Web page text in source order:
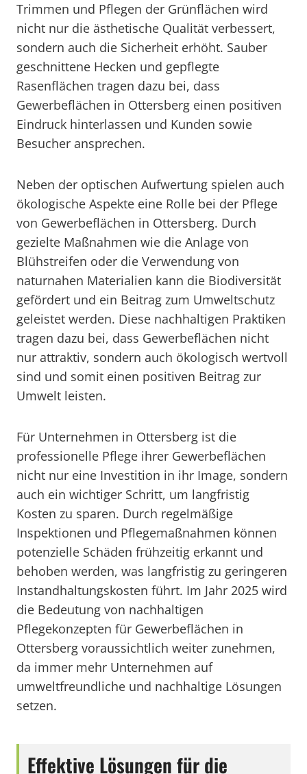
Trimmen und Pflegen der Grünflächen wird
nicht nur die ästhetische Qualität verbessert,
sondern auch die Sicherheit erhöht. Sauber
geschnittene Hecken und gepflegte
Rasenflächen tragen dazu bei, dass
Gewerbeflächen in Ottersberg einen positiven
Eindruck hinterlassen und Kunden sowie
Besucher ansprechen.
Neben der optischen Aufwertung spielen auch
ökologische Aspekte eine Rolle bei der Pflege
von Gewerbeflächen in Ottersberg. Durch
gezielte Maßnahmen wie die Anlage von
Blühstreifen oder die Verwendung von
naturnahen Materialien kann die Biodiversität
gefördert und ein Beitrag zum Umweltschutz
geleistet werden. Diese nachhaltigen Praktiken
tragen dazu bei, dass Gewerbeflächen nicht
nur attraktiv, sondern auch ökologisch wertvoll
sind und somit einen positiven Beitrag zur
Umwelt leisten.
Für Unternehmen in Ottersberg ist die
professionelle Pflege ihrer Gewerbeflächen
nicht nur eine Investition in ihr Image, sondern
auch ein wichtiger Schritt, um langfristig
Kosten zu sparen. Durch regelmäßige
Inspektionen und Pflegemaßnahmen können
potenzielle Schäden frühzeitig erkannt und
behoben werden, was langfristig zu geringeren
Instandhaltungskosten führt. Im Jahr 2025 wird
die Bedeutung von nachhaltigen
Pflegekonzepten für Gewerbeflächen in
Ottersberg voraussichtlich weiter zunehmen,
da immer mehr Unternehmen auf
umweltfreundliche und nachhaltige Lösungen
setzen.
Effektive Lösungen für die